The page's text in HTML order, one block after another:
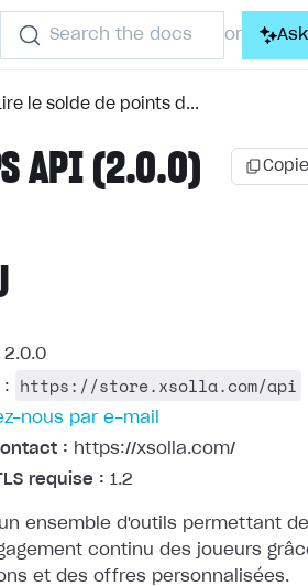
Search the docs or
le solde de points d...
API (2.0.0)
2.0.0
:
https://store.xsolla.com/api
nous par e-mail
: https://xsolla.com/
requise : 1.2
ensemble d'outils permettant de
continu des joueurs
et des offres personnalisées.